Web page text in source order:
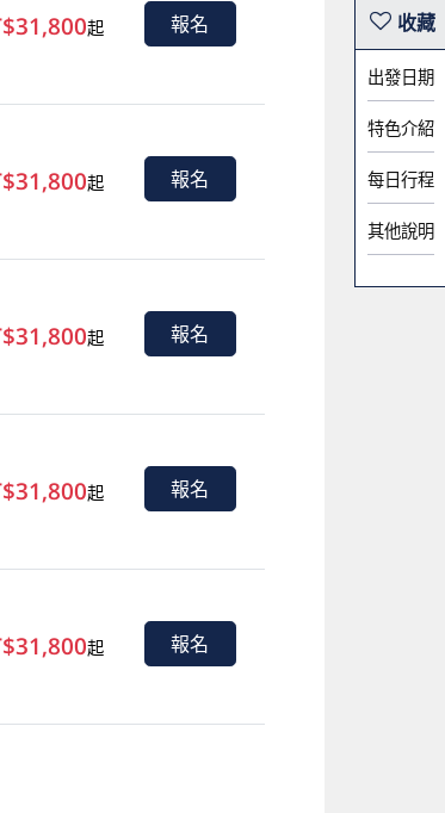
特色介紹
每日行程
其他說明
出發日期
起 報名
起 報名
起 報名
起 報名
起 報名